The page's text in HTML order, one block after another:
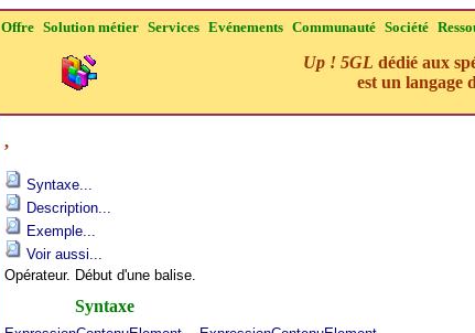
Offre Solution métier Services Evénements Communauté Société
Up ! 5GL dédié aux
est un langage
,
Syntaxe...
Description...
Exemple...
Voir aussi...
Opérateur. Début d'une balise.
Syntaxe